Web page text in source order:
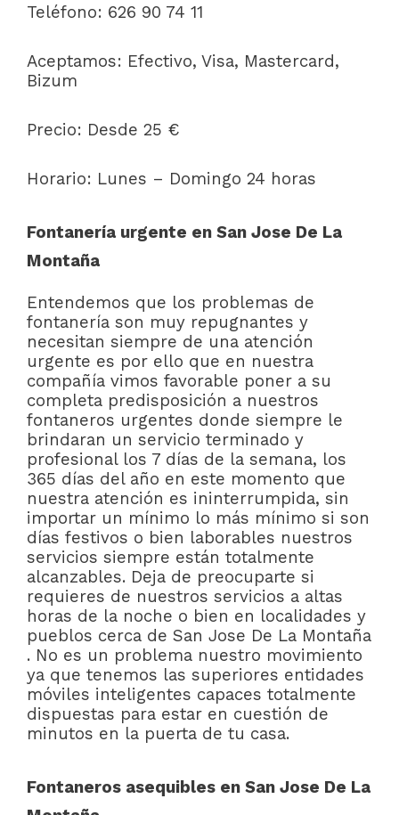
Teléfono: 626 90 74 11
Aceptamos: Efectivo, Visa, Mastercard,
Bizum
Precio: Desde 25 €
Horario: Lunes – Domingo 24 horas
Fontanería urgente en San Jose De La
Montaña
Entendemos que los problemas de
fontanería son muy repugnantes y
necesitan siempre de una atención
urgente es por ello que en nuestra
compañía vimos favorable poner a su
completa predisposición a nuestros
fontaneros urgentes donde siempre le
brindaran un servicio terminado y
profesional los 7 días de la semana, los
365 días del año en este momento que
nuestra atención es ininterrumpida, sin
importar un mínimo lo más mínimo si son
días festivos o bien laborables nuestros
servicios siempre están totalmente
alcanzables. Deja de preocuparte si
requieres de nuestros servicios a altas
horas de la noche o bien en localidades y
pueblos cerca de San Jose De La Montaña
. No es un problema nuestro movimiento
ya que tenemos las superiores entidades
móviles inteligentes capaces totalmente
dispuestas para estar en cuestión de
minutos en la puerta de tu casa.
Fontaneros asequibles en San Jose De La